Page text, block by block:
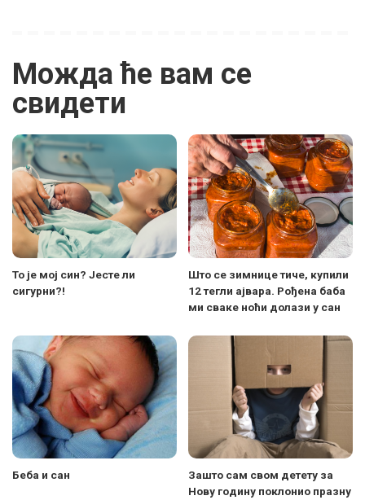
Можда ће вам се
свидети
То је мој син? Јесте ли
сигурни?!
Што се зимнице тиче, купили
12 тегли ајвара. Рођена баба
ми сваке ноћи долази у сан
Беба и сан
Зашто сам свом детету за
Нову годину поклонио празну